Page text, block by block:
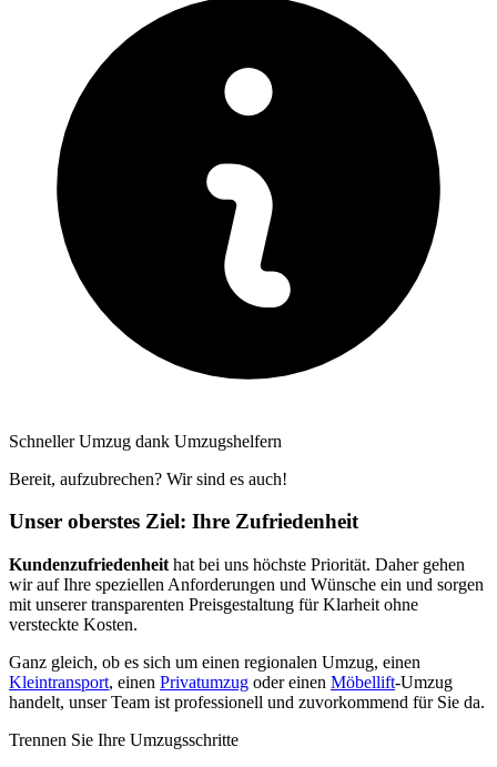
Schneller Umzug dank Umzugshelfern
Bereit, aufzubrechen? Wir sind es auch!
Unser oberstes Ziel: Ihre Zufriedenheit
Kundenzufriedenheit hat bei uns höchste Priorität. Daher gehen
wir auf Ihre speziellen Anforderungen und Wünsche ein und sorgen
mit unserer transparenten Preisgestaltung für Klarheit ohne
versteckte Kosten.
Ganz gleich, ob es sich um einen regionalen Umzug, einen
Kleintransport, einen Privatumzug oder einen Möbellift-Umzug
handelt, unser Team ist professionell und zuvorkommend für Sie da.
Trennen Sie Ihre Umzugsschritte